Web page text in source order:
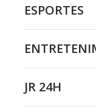
ESPORTES
JR 24H